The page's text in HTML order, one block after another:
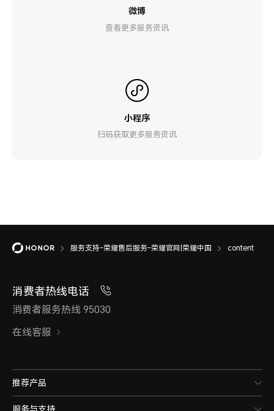
微博
查看更多服务资讯
小程序
扫码获取更多服务资讯
服务支持-荣耀售后服务-荣耀官网|荣耀中国 content
消费者热线电话
消费者服务热线 95030
在线客服
推荐产品
服务与支持